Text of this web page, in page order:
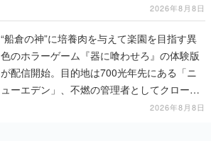
2026年8月8日
“船倉の神”に培養肉を与えて楽園を目指す異
色のホラーゲーム『器に喰わせろ』の体験版
が配信開始。目的地は700光年先にある「ニ
ューエデン」、不燃の管理者としてクローン
人間を増やし、加工して神に捧げる2026年8月8日